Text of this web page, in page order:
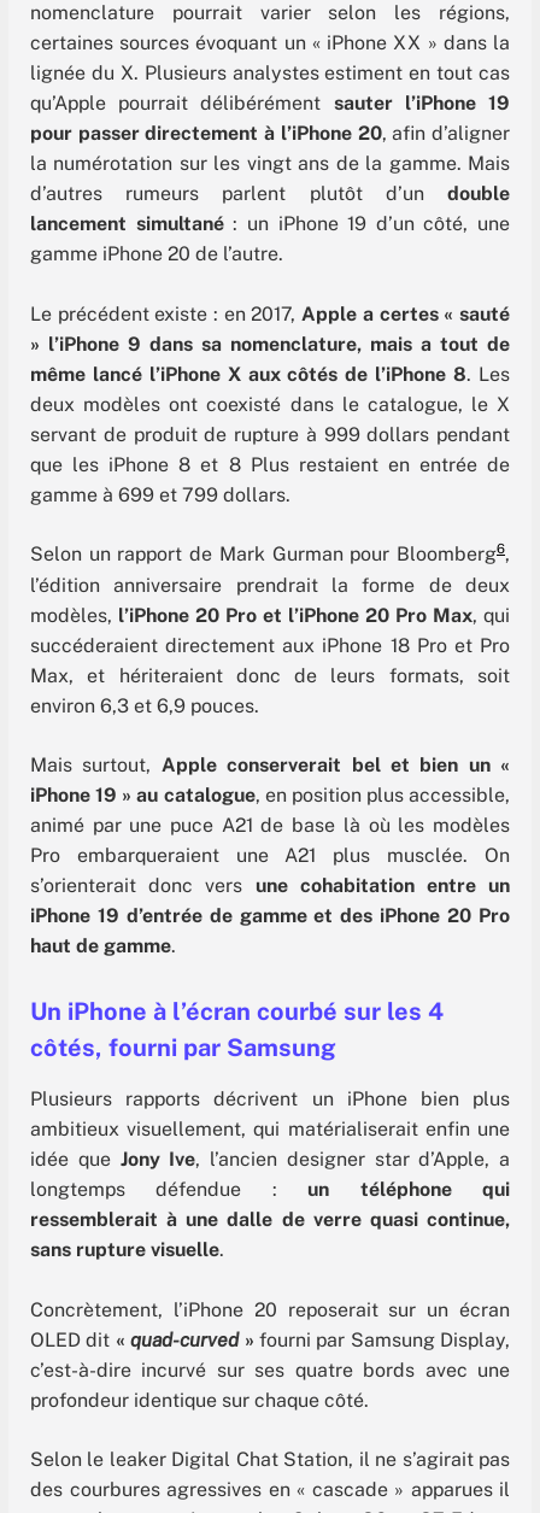
nomenclature pourrait varier selon les régions,
certaines sources évoquant un « iPhone XX » dans la
lignée du X. Plusieurs analystes estiment en tout cas
qu’Apple pourrait délibérément sauter l’iPhone 19
pour passer directement à l’iPhone 20, afin d’aligner
la numérotation sur les vingt ans de la gamme. Mais
d’autres rumeurs parlent plutôt d’un double
lancement simultané: un iPhone 19 d’un côté, une
gamme iPhone 20 de l’autre.
Le précédent existe : en 2017,Apple a certes « sauté
» l’iPhone 9 dans sa nomenclature, mais a tout de
même lancé l’iPhone X aux côtés de l’iPhone 8. Les
deux modèles ont coexisté dans le catalogue, le X
servant de produit de rupture à 999 dollars pendant
que les iPhone 8 et 8 Plus restaient en entrée de
gamme à 699 et 799 dollars.
Selon un rapport de Mark Gurman pour Bloomberg6,
l’édition anniversaire prendrait la forme de deux
modèles, l’iPhone 20 Pro et l’iPhone 20 Pro Max, qui
succéderaient directement aux iPhone 18 Pro et Pro
Max, et hériteraient donc de leurs formats, soit
environ 6,3 et 6,9 pouces.
Mais surtout, Apple conserverait bel et bien un «
iPhone 19 » au catalogue, en position plus accessible,
animé par une puce A21 de base là où les modèles
Pro embarqueraient une A21 plus musclée. On
s’orienterait donc vers une cohabitation entre un
iPhone 19 d’entrée de gamme et des iPhone 20 Pro
haut de gamme.
Un iPhone à l’écran courbé sur les 4
côtés, fourni par Samsung
Plusieurs rapports décrivent un iPhone bien plus
ambitieux visuellement, qui matérialiserait enfin une
idée que Jony Ive, l’ancien designer star d’Apple, a
longtemps défendue : un téléphone qui
ressemblerait à une dalle de verre quasi continue,
sans rupture visuelle.
Concrètement, l’iPhone 20 reposerait sur un écran
OLED dit «quad-curved» fourni par Samsung Display,
c’est-à-dire incurvé sur ses quatre bords avec une
profondeur identique sur chaque côté.
Selon le leaker Digital Chat Station, il ne s’agirait pas
des courbures agressives en « cascade » apparues il